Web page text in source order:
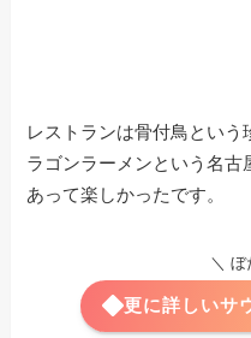
レストランは骨付鳥という
ラゴンラーメンという名
あって楽しかったです。
＼ ぼ
更に詳しいサ